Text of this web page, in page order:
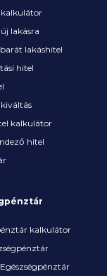
kalkulátor
lakásra
lakáshitel
hitel
kalkulátor
hitel
kalkulátor